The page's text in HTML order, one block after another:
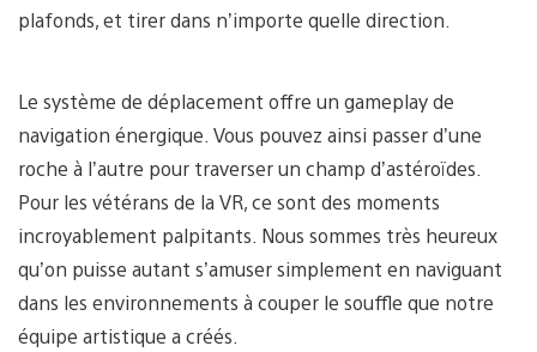
plafonds, et tirer dans n’importe quelle direction.
Le système de déplacement offre un gameplay de
navigation énergique. Vous pouvez ainsi passer d’une
roche à l’autre pour traverser un champ d’astéroïdes.
Pour les vétérans de la VR, ce sont des moments
incroyablement palpitants. Nous sommes très heureux
qu’on puisse autant s’amuser simplement en naviguant
dans les environnements à couper le souffle que notre
équipe artistique a créés.